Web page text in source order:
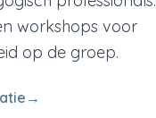
workshops voor
op de groep.
→